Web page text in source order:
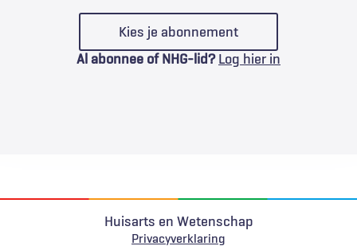
Kies je abonnement
Al abonnee of NHG-lid? Log hier in
Huisarts en Wetenschap
Privacyverklaring